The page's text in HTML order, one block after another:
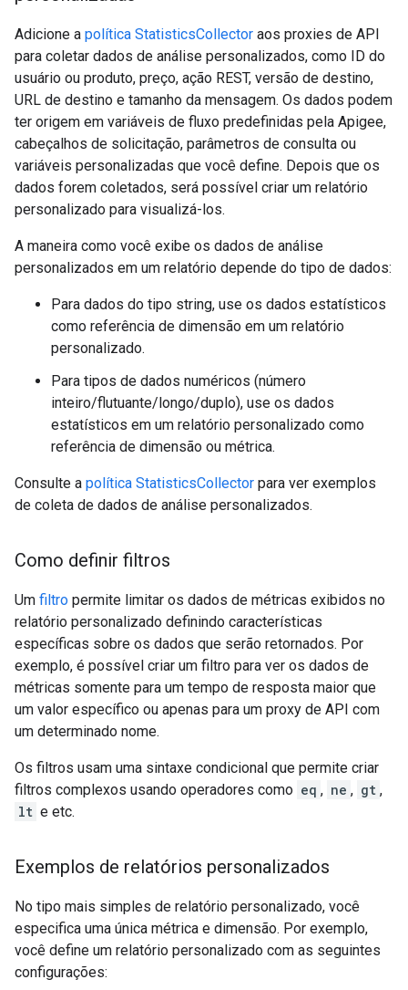
Adicione a política StatisticsCollector aos proxies de API
para coletar dados de análise personalizados, como ID do
usuário ou produto, preço, ação REST, versão de destino,
URL de destino e tamanho da mensagem. Os dados podem
ter origem em variáveis de fluxo predefinidas pela Apigee,
cabeçalhos de solicitação, parâmetros de consulta ou
variáveis personalizadas que você define. Depois que os
dados forem coletados, será possível criar um relatório
personalizado para visualizá-los.
A maneira como você exibe os dados de análise
personalizados em um relatório depende do tipo de dados:
Para dados do tipo string, use os dados estatísticos
como referência de dimensão em um relatório
personalizado.
Para tipos de dados numéricos (número
inteiro/flutuante/longo/duplo), use os dados
estatísticos em um relatório personalizado como
referência de dimensão ou métrica.
Consulte a política StatisticsCollector para ver exemplos
de coleta de dados de análise personalizados.
Como definir filtros
Um filtro permite limitar os dados de métricas exibidos no
relatório personalizado definindo características
específicas sobre os dados que serão retornados. Por
exemplo, é possível criar um filtro para ver os dados de
métricas somente para um tempo de resposta maior que
um valor específico ou apenas para um proxy de API com
um determinado nome.
Os filtros usam uma sintaxe condicional que permite criar
filtros complexos usando operadores como eq , ne , gt ,
lt e etc.
Exemplos de relatórios personalizados
No tipo mais simples de relatório personalizado, você
especifica uma única métrica e dimensão. Por exemplo,
você define um relatório personalizado com as seguintes
configurações: